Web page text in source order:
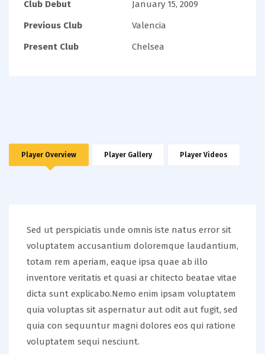
Club Debut
January 15, 2009
Previous Club
Valencia
Present Club
Chelsea
Player Overview Player Gallery Player Videos
Sed ut perspiciatis unde omnis iste natus error sit
voluptatem accusantium doloremque laudantium,
totam rem aperiam, eaque ipsa quae ab illo
inventore veritatis et quasi ar chitecto beatae vitae
dicta sunt explicabo.Nemo enim ipsam voluptatem
quia voluptas sit aspernatur aut odit aut fugit, sed
quia con sequuntur magni dolores eos qui ratione
voluptatem sequi nesciunt.